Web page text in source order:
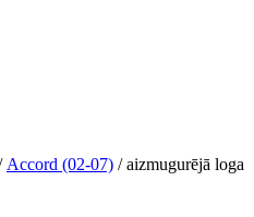
Accord (02-07) / aizmugurējā loga